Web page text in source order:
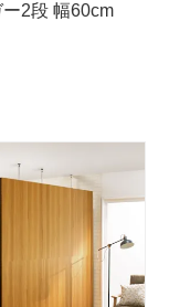
2段 幅60cm